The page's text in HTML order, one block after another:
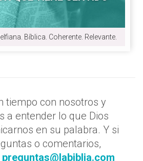
Bíblica. Coherente. Relevante.
tiempo con nosotros y
a entender lo que Dios
en su palabra. Y si
o comentarios,
preguntas@labiblia.com